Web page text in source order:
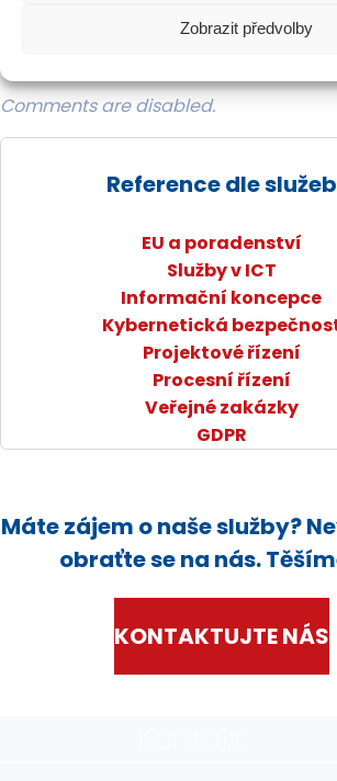
Zobrazit předvolby
Postupy pro zajištění
Comments are disabled.
Reference dle služeb
EU a poradenství
Služby v ICT
Informační koncepce
Kybernetická
Projektové řízení
Procesní řízení
Veřejné zakázky
GDPR
Máte zájem o naše služby?
obraťte se na nás.
KONTAKTUJTE NÁS